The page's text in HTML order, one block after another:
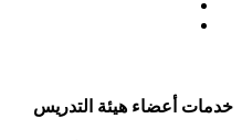
خدمات أعضاء هيئة التدريس